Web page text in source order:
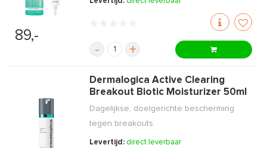
89,-
- +
Dermalogica Active Clearing
Breakout Biotic Moisturizer 50ml
Dagelijkse, doelgerichte bescherming
tegen breakouts.
Levertijd: direct leverbaar